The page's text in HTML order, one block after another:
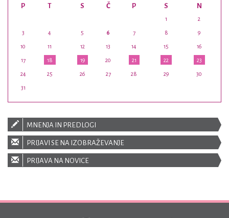
P T S Č P S N
1 2
3 4 5 6 7 8 9
10 11 12 13 14 15 16
17 18 19 20 21 22 23
24 25 26 27 28 29 30
31
MNENJA IN PREDLOGI
PRIJAVI SE NA IZOBRAŽEVANJE
PRIJAVA NA NOVICE